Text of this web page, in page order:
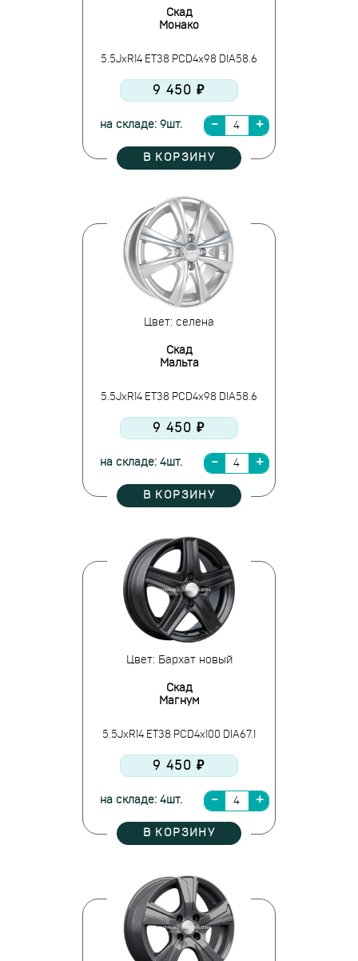
Скад
Монако
5.5JxR14 ET38 PCD4x98 DIA58.6
9 450 ₽
на складе: 9шт.
В КОРЗИНУ
Цвет: селена
Скад
Мальта
5.5JxR14 ET38 PCD4x98 DIA58.6
9 450 ₽
на складе: 4шт.
В КОРЗИНУ
Цвет: Бархат новый
Скад
Магнум
5.5JxR14 ET38 PCD4x100 DIA67.1
9 450 ₽
на складе: 4шт.
В КОРЗИНУ